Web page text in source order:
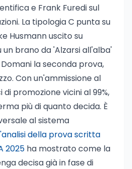
e Frank Furedi sul
La tipologia C punta su
Husmann uscito su
un brano da 'Alzarsi all'alba'
la seconda prova,
Con un'ammissione al
di promozione vicini al 99%,
più di quanto decida. È
al sistema
della prova scritta
2025 ha mostrato come la
decisa già in fase di